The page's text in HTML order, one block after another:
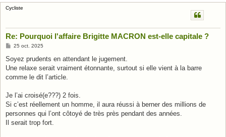
Cycliste
Re: Pourquoi l'affaire Brigitte MACRON est-elle capitale ?
M
s
s
a
g
25 oct. 2025
Soyez prudents en attendant le jugement.
Une relaxe serait vraiment étonnante, surtout si elle vient à la barre
comme le dit l’article.
Je l’ai croisé(e???) 2 fois.
Si c’est réellement un homme, il aura réussi à berner des millions de
personnes qui l’ont côtoyé de très près pendant des années.
Il serait trop fort.